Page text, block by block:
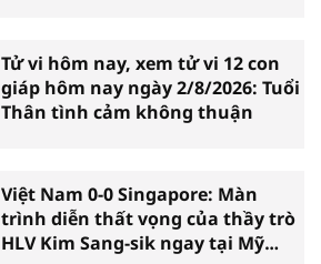
Tử vi hôm nay, xem tử vi 12 con
giáp hôm nay ngày 2/8/2026: Tuổi
Thân tình cảm không thuận
Việt Nam 0-0 Singapore: Màn
trình diễn thất vọng của thầy trò
HLV Kim Sang-sik ngay tại Mỹ